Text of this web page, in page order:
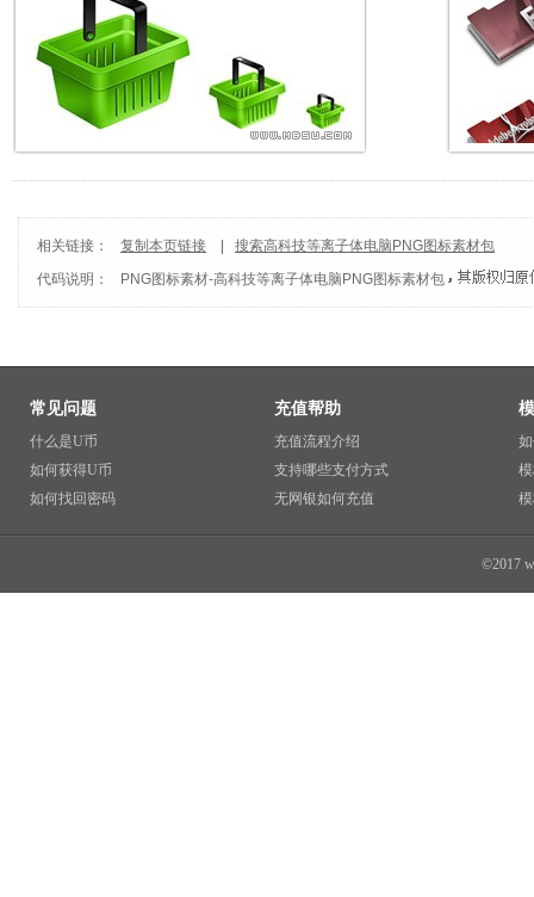
相关链接： 复制本页链接
搜索高科技等离子体电脑PNG图标素材包
代码说明：
PNG图标素材-高科技等离子体电脑PNG图标素材包
常见问题
什么是U币
如何获得U币
如何找回密码
充值帮助
充值流程介绍
支持哪些支付方式
无网银如何充值
©2017